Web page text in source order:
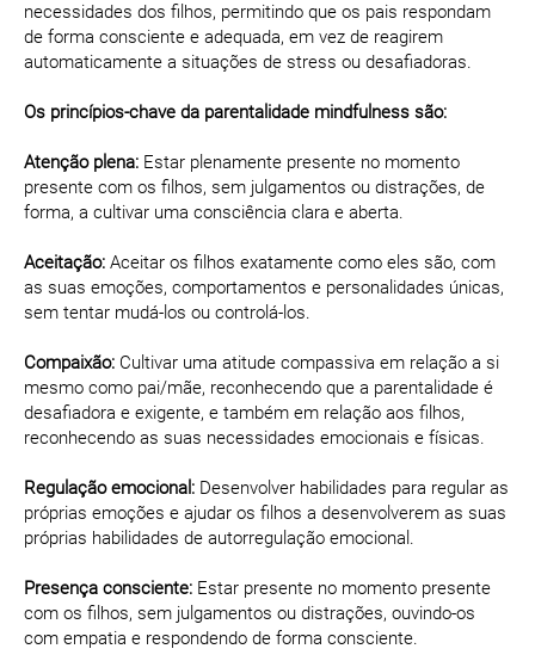
necessidades dos filhos, permitindo que os pais respondam
de forma consciente e adequada, em vez de reagirem
automaticamente a situações de stress ou desafiadoras.
Os princípios-chave da parentalidade mindfulness são:
Atenção plena: Estar plenamente presente no momento
presente com os filhos, sem julgamentos ou distrações, de
forma, a cultivar uma consciência clara e aberta.
Aceitação: Aceitar os filhos exatamente como eles são, com
as suas emoções, comportamentos e personalidades únicas,
sem tentar mudá-los ou controlá-los.
Compaixão: Cultivar uma atitude compassiva em relação a si
mesmo como pai/mãe, reconhecendo que a parentalidade é
desafiadora e exigente, e também em relação aos filhos,
reconhecendo as suas necessidades emocionais e físicas.
Regulação emocional: Desenvolver habilidades para regular as
próprias emoções e ajudar os filhos a desenvolverem as suas
próprias habilidades de autorregulação emocional.
Presença consciente: Estar presente no momento presente
com os filhos, sem julgamentos ou distrações, ouvindo-os
com empatia e respondendo de forma consciente.